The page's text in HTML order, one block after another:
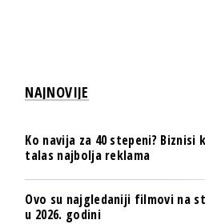
NAJNOVIJE
Ko navija za 40 stepeni?
talas najbolja reklama
Ovo su najgledaniji filmovi na
u 2026. godini